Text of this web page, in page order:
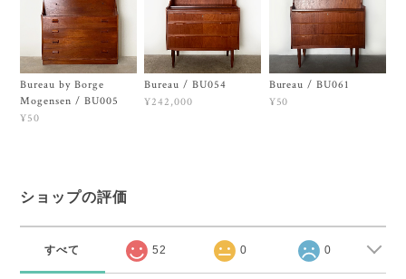
Bureau by Borge
Mogensen / BU005
¥50
Bureau / BU054
¥242,000
Bureau / BU061
¥50
ショップの評価
すべて 52 0 0